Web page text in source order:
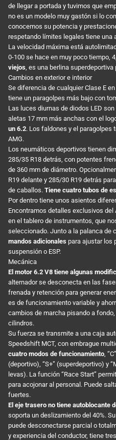
de llegar a portada y tuvimos que
no es un modelo muy gastón si lo
conocemos su potencia y
respetando límites legales tiene una
La velocidad máxima está
0-100 se hace en muy poco tiempo,
viejos , es una berlina
Cambios en exterior e interior
Se diferencia de cualquier Clase E
tiene un paragolpes más bajo con
Las luces diurnas de diodos LED
aletas 17 mm más anchas con el
un 6.2. Los faldones y el paragolpes
AMG.
Los neumáticos deportivos tienen
285/35 R18 detrás, con potentes
de 360 mm de diámetro.
R19 delante y 285/30 R19 detrás
de caballos. Tiene cuatro tubos de
Por dentro tiene unos asientos
Encontramos detalles exclusivos del
en el tablero de instrumentos, que
seleccionado. Junto a la palanca de
mandos adicionales para ajustar los
suspensión o ESP.
Mecánica
El motor 6.2 V8 tiene algunas
alternador se desconecta en las
frenada y retención para generar
es de funcionamiento variable y
cambios de marcha pisando a
cilindros.
Su fuerza se transmite a una caja
Speedshift MCT, con embrague
cuatro modos de funcionamiento ,
(deportivo), “S+” (superdeportivo) y
levas). La función “Race Start”
para acojonar al personal. Puede
fuertes.
El eje trasero no tiene autoblocante
soporta un deslizamiento del 40%.
puede desconectarse parcial o
y experiencia del conductor, tiene